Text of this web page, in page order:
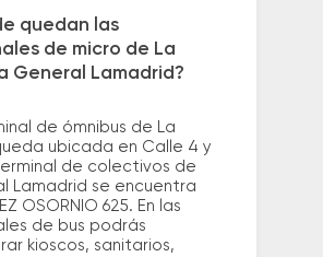
quedan las
de micro de La
General Lamadrid?
de ómnibus de La
ubicada en Calle 4 y
de colectivos de
Lamadrid se encuentra
OSORNIO 625. En las
de bus podrás
kioscos, sanitarios,